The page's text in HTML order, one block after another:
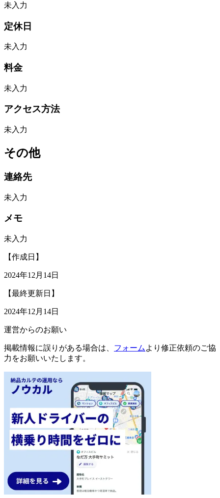
未入力
定休日
未入力
料金
未入力
アクセス方法
未入力
その他
連絡先
未入力
メモ
未入力
【作成日】
2024年12月14日
【最終更新日】
2024年12月14日
運営からのお願い
掲載情報に誤りがある場合は、 フォーム より修正依頼のご協
力をお願いいたします。